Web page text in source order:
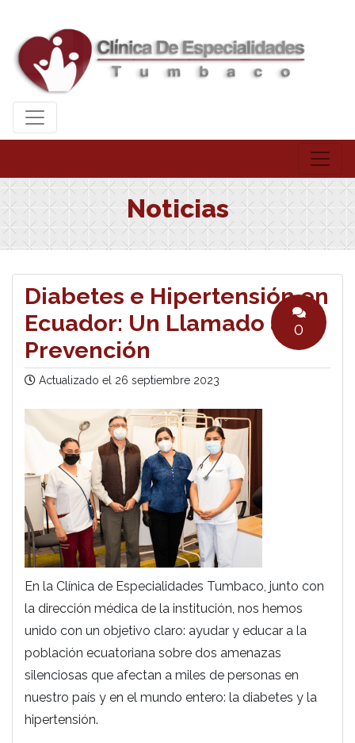
Noticias
Diabetes e Hipertensión en
Ecuador: Un Llamado a la
Prevención
Actualizado el 26 septiembre 2023
0
En la Clínica de Especialidades Tumbaco, junto con
la dirección médica de la institución, nos hemos
unido con un objetivo claro: ayudar y educar a la
población ecuatoriana sobre dos amenazas
silenciosas que afectan a miles de personas en
nuestro país y en el mundo entero: la diabetes y la
hipertensión.